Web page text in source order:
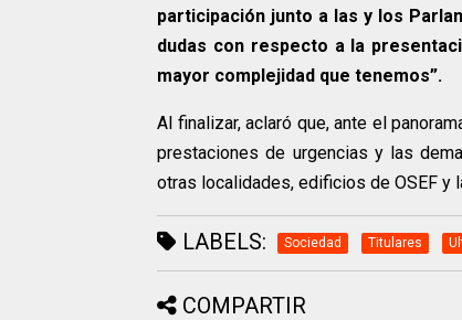
participación junto a las y los
dudas con respecto a la
mayor complejidad que tenemos”.
Al finalizar, aclaró que, ante el
prestaciones de urgencias y las
otras localidades, edificios de OSEF y
LABELS: Sociedad Titulares
COMPARTIR